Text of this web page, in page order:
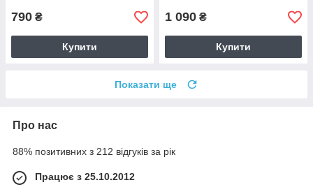
790 ₴
Купити
1 090 ₴
Купити
Показати ще
Про нас
88% позитивних з 212 відгуків за рік
Працює з 25.10.2012